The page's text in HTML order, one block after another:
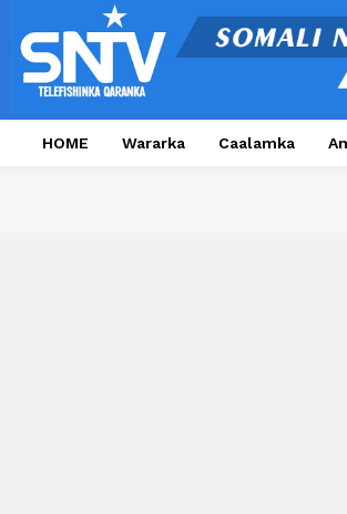
HOME Wararka Caalamka